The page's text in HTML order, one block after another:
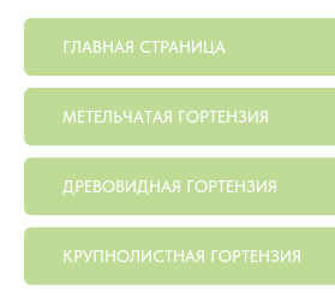
ГЛАВНАЯ СТРАНИЦА
МЕТЕЛЬЧАТАЯ ГОРТЕНЗИЯ
ДРЕВОВИДНАЯ ГОРТЕНЗИЯ
КРУПНОЛИСТНАЯ ГОРТЕНЗИЯ